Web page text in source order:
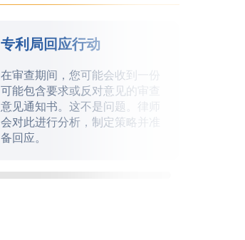
专利局回应行动
在审查期间，您可能会收到一份
可能包含要求或反对意见的审查
意见通知书。这不是问题。律师
会对此进行分析，制定策略并准
备回应。